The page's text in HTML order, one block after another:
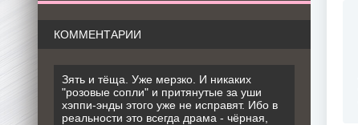
КОММЕНТАРИИ
Зять и тёща. Уже мерзко. И никаких
"розовые сопли" и притянутые за уши
хэппи-энды этого уже не исправят. Ибо в
реальности это всегда драма - чёрная,